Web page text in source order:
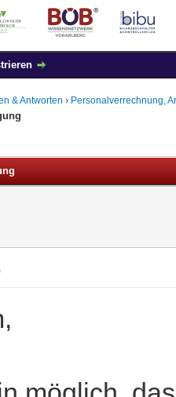
& Antworten › Personalverrechnung,